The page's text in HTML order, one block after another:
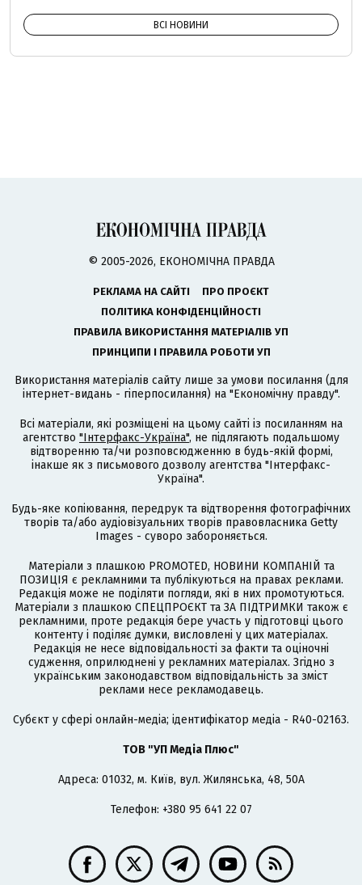
ВСІ НОВИНИ
© 2005-2026, ЕКОНОМІЧНА ПРАВДА
РЕКЛАМА НА САЙТІ
ПРО ПРОЄКТ
ПОЛІТИКА КОНФІДЕНЦІЙНОСТІ
ПРАВИЛА ВИКОРИСТАННЯ МАТЕРІАЛІВ УП
ПРИНЦИПИ І ПРАВИЛА РОБОТИ УП
Використання матеріалів сайту лише за умови посилання (для
інтернет-видань - гіперпосилання) на "Економічну правду".
Всі матеріали, які розміщені на цьому сайті із посиланням на
агентство "Інтерфакс-Україна", не підлягають подальшому
відтворенню та/чи розповсюдженню в будь-якій формі,
інакше як з письмового дозволу агентства "Інтерфакс-
Україна".
Будь-яке копіювання, передрук та відтворення фотографічних
творів та/або аудіовізуальних творів правовласника Getty
Images - суворо забороняється.
Матеріали з плашкою PROMOTED, НОВИНИ КОМПАНІЙ та
ПОЗИЦІЯ є рекламними та публікуються на правах реклами.
Редакція може не поділяти погляди, які в них промотуються.
Матеріали з плашкою СПЕЦПРОЄКТ та ЗА ПІДТРИМКИ також є
рекламними, проте редакція бере участь у підготовці цього
контенту і поділяє думки, висловлені у цих матеріалах.
Редакція не несе відповідальності за факти та оціночні
судження, оприлюднені у рекламних матеріалах. Згідно з
українським законодавством відповідальність за зміст
реклами несе рекламодавець.
Cубєкт у сфері онлайн-медіа; ідентифікатор медіа - R40-02163.
ТОВ "УП Медіа Плюс"
Адреса: 01032, м. Київ, вул. Жилянська, 48, 50А
Телефон: +380 95 641 22 07